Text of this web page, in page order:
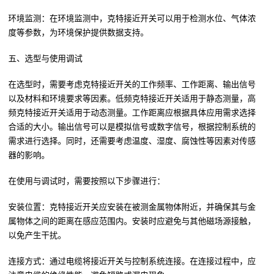
环境监测：在环境监测中，克特接近开关可以用于检测水位、气体浓
度等参数，为环境保护提供数据支持。
五、选型与使用调试
在选型时，需要考虑克特接近开关的工作频率、工作距离、输出信号
以及材料和环境要求等因素。低频克特接近开关适用于静态测量，高
频克特接近开关适用于动态测量。工作距离应根据具体应用需求选择
合适的大小。输出信号可以是模拟信号或数字信号，根据控制系统的
需求进行选择。同时，还需要考虑温度、湿度、腐蚀性等因素对传感
器的影响。
在使用与调试时，需要按照以下步骤进行：
安装位置：克特接近开关应安装在被测金属物体附近，并确保其与金
属物体之间的距离在感应范围内。安装时应避免与其他磁场源接触，
以免产生干扰。
连接方式：通过电缆将接近开关与控制系统连接。在连接过程中，应